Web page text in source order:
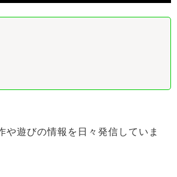
や遊びの情報を日々発信していま